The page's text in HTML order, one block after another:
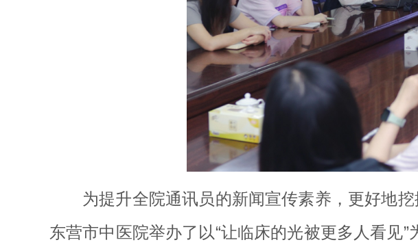
为提升全院通讯员的新闻宣传素养，更好地
东营市中医院举办了以“让临床的光被更多人看见